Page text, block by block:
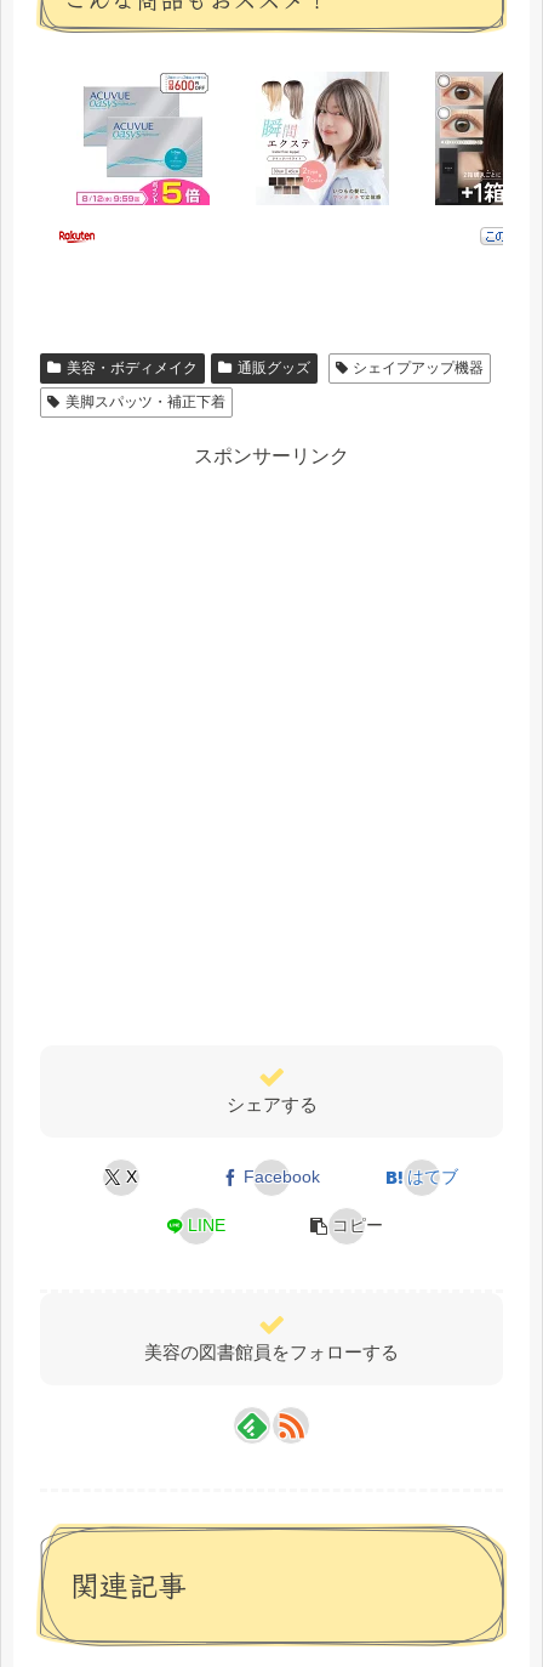
美容・ボディメイク 通販グッズ
シェイプアップ機器
美脚スパッツ・補正下着
スポンサーリンク
シェアする
X Facebook はてブ
LINE コピー
美容の図書館員をフォローする
関連記事